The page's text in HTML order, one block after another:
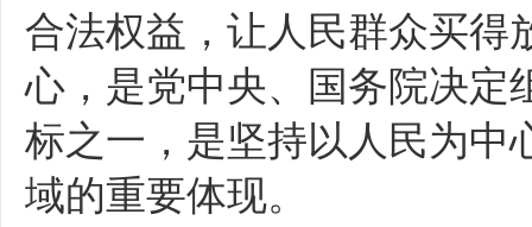
合法权益，让人民群众买得
心，是党中央、国务院决定
标之一，是坚持以人民为中
域的重要体现。